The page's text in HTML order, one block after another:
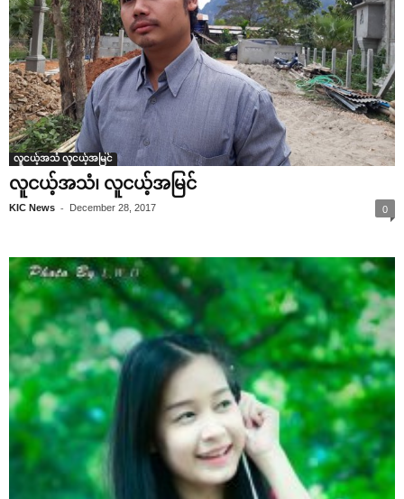
လူငယ့်အသံ လူငယ့်အမြင်
လူငယ့်အသံ၊ လူငယ့်အမြင်
KIC News - December 28, 2017 0